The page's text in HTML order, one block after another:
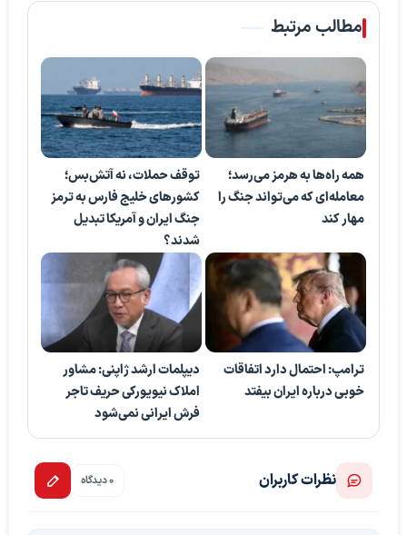
مطالب مرتبط
همه راه‌ها به هرمز می‌رسد؛
معامله‌ای که می‌تواند جنگ را
مهار کند
توقف حملات، نه آتش‌بس؛
کشورهای خلیج فارس به ترمز
جنگ ایران و آمریکا تبدیل
شدند؟
ترامپ: احتمال دارد اتفاقات
خوبی درباره ایران بیفتد
دیپلمات ارشد ژاپنی: مشاور
املاک نیویورکی حریف تاجر
فرش ایرانی نمی‌شود
نظرات کاربران 0 دیدگاه